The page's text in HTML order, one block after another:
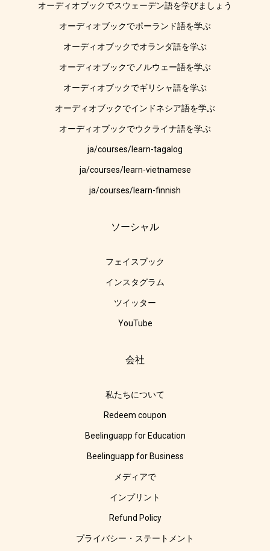
オーディオブックでスウェーデン語を学びましょう
オーディオブックでポーランド語を学ぶ
オーディオブックでオランダ語を学ぶ
オーディオブックでノルウェー語を学ぶ
オーディオブックでギリシャ語を学ぶ
オーディオブックでインドネシア語を学ぶ
オーディオブックでウクライナ語を学ぶ
ja/courses/learn-tagalog
ja/courses/learn-vietnamese
ja/courses/learn-finnish
ソーシャル
フェイスブック
インスタグラム
ツイッター
YouTube
会社
私たちについて
Redeem coupon
Beelinguapp for Education
Beelinguapp for Business
メディアで
インプリント
Refund Policy
プライバシー・ステートメント